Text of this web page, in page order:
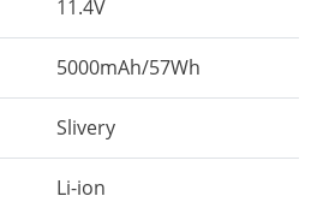
11.4V
5000mAh/57Wh
Slivery
Li-ion